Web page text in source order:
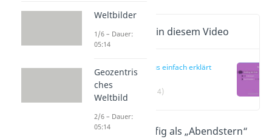
Wichtige Inhalte in diesem Video
Venus einfach erklärt
(00:14)
Die Venus wird häufig als „Abendstern“
Weltbilder
1/6 – Dauer:
05:14
Geozentris
ches
Weltbild
2/6 – Dauer:
05:14